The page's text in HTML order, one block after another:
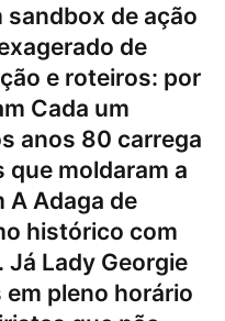
de ação
de
e roteiros: por
Cada um
anos 80 carrega
que moldaram a
A Adaga de
histórico com
Lady Georgie
pleno horário